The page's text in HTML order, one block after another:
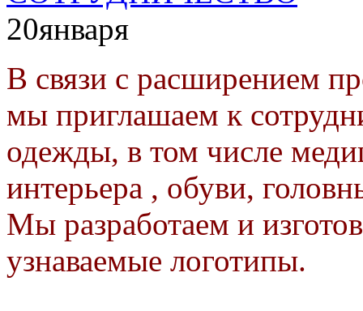
20января
В связи с расширением
мы приглашаем к
одежды, в том числе
интерьера , обуви,
Мы разработаем и
узнаваемые логотипы.